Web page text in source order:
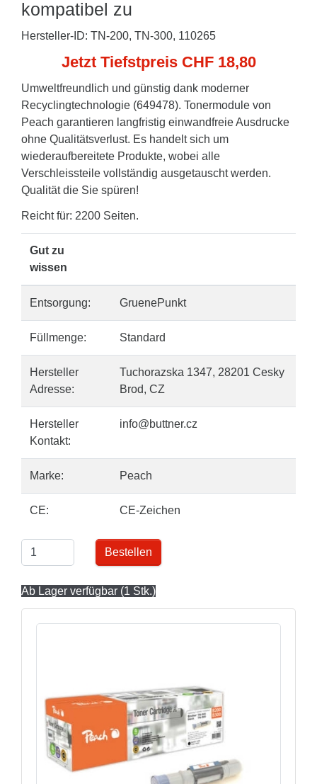
kompatibel zu
Hersteller-ID: TN-200, TN-300, 110265
Jetzt Tiefstpreis CHF 18,80
Umweltfreundlich und günstig dank moderner
Recyclingtechnologie (649478). Tonermodule von
Peach garantieren langfristig einwandfreie Ausdrucke
ohne Qualitätsverlust. Es handelt sich um
wiederaufbereitete Produkte, wobei alle
Verschleissteile vollständig ausgetauscht werden.
Qualität die Sie spüren!
Reicht für: 2200 Seiten.
Gut zu
wissen
Entsorgung: GruenePunkt
Füllmenge: Standard
Hersteller
Adresse:
Tuchorazska 1347, 28201 Cesky
Brod, CZ
Hersteller
Kontakt:
info@buttner.cz
Marke: Peach
CE: CE-Zeichen
Bestellen
Ab Lager verfügbar (1 Stk.)